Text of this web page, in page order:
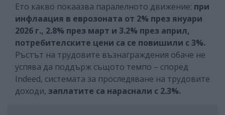
Ето какво покаазва паралелното движение: при
инфлаация в еврозоната от 2% през януари
2026 г., 2.8% през март и 3.2% през април,
потребителските цени са се повишили с 3%.
Ръстът на трудовите възнаграждения обаче не
успява да поддърж същото темпо – според
Indeed, системата за проследяване на трудовите
доходи, заплатите са нараснали с 2.3%.